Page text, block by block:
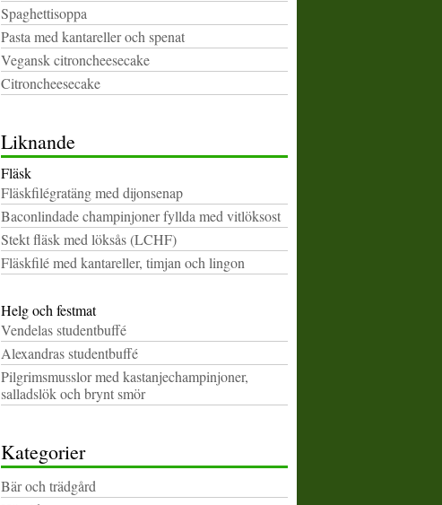
Spaghettisoppa
Pasta med kantareller och spenat
Vegansk citroncheesecake
Citroncheesecake
Liknande
Fläsk
Fläskfilégratäng med dijonsenap
Baconlindade champinjoner fyllda med vitlöksost
Stekt fläsk med löksås (LCHF)
Fläskfilé med kantareller, timjan och lingon
Helg och festmat
Vendelas studentbuffé
Alexandras studentbuffé
Pilgrimsmusslor med kastanjechampinjoner,
salladslök och brynt smör
Kategorier
Bär och trädgård